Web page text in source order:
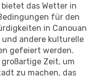
das Wetter in
für den
in Canouan
und andere kulturelle
gefeiert werden.
Zeit, um
zu machen, das